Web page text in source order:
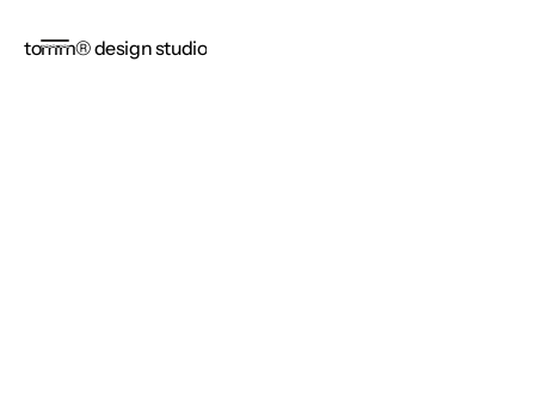
tomm® design studio